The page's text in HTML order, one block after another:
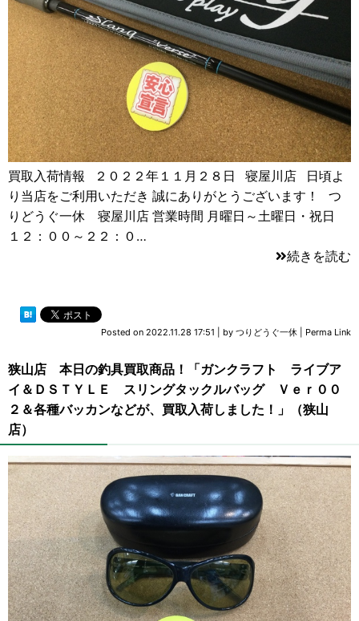
買取入荷情報 ２０２２年１１月２８日 寝屋川店 日頃よ
り当店をご利用いただき 誠にありがとうございます！ つ
りどうぐ一休 寝屋川店 営業時間 月曜日～土曜日・祝日
１２：００～２２：０…
続きを読む
Posted on 2022.11.28 17:51 by つりどうぐ一休 Perma Link
狭山店 本日の釣具買取商品！「ガンクラフト ライブア
イ＆ＤＳＴＹＬＥ スリングタックルバッグ Ｖｅｒ００
２＆各種バッカンなどが、買取入荷しました！」（狭山
店）